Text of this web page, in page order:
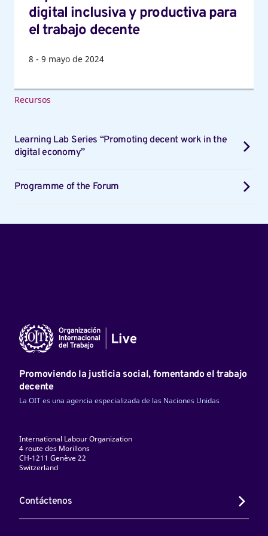
decente
digital inclusiva y productiva para
el trabajo decente
8 - 9 mayo de 2024
Recursos
Learning Lab Series “Promoting decent work in the
digital economy”
Programme of the Forum
Promoviendo la justicia social, fomentando el trabajo
decente
La OIT es una agencia especializada de las Naciones Unidas
International Labour Organization
4 route des Morillons
CH-1211 Genève 22
Switzerland
Contáctenos